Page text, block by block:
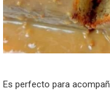
Es perfecto para